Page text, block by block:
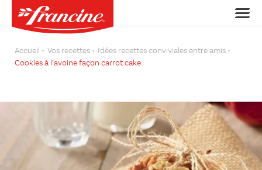
Accueil Vos recettes
Idées recettes conviviales entre amis
Cookies à l’avoine façon carrot cake